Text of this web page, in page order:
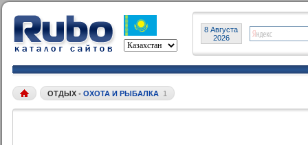
8 Августа
2026
ОТДЫХ • ОХОТА И РЫБАЛКА 1